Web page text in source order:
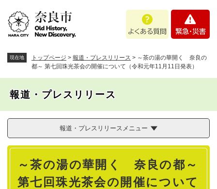
あ
問
・
現在地 トップページ > 報道・プレスリリース > ～茶の湯の華開く 奈良の
都～ 第七回珠光茶会の開催について（令和元年11月11日発表）
報道・プレスリリース
報道・プレスリリースメニュー
本
～茶の湯の華開く 奈良の都～
第七回珠光茶会の開催について